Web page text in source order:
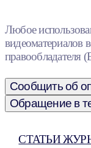
Любое
видеоматериалов
правообладателя
Сообщить об
Обращение в
СТАТЬИ